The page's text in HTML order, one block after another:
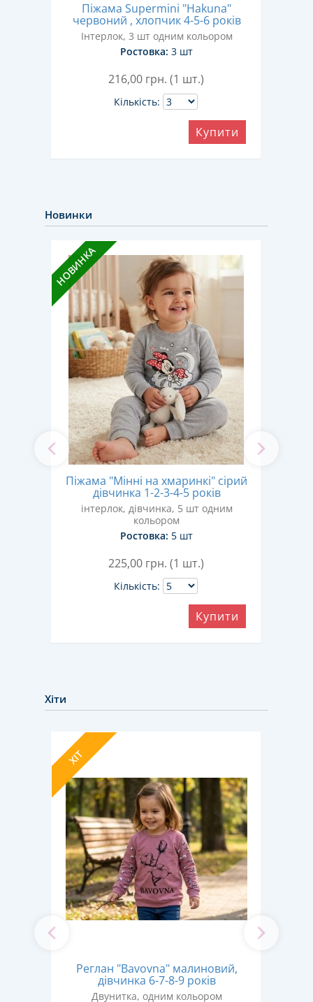
Піжама Supermini "Hakuna"
червоний , хлопчик 4-5-6 років
Інтерлок, 3 шт одним кольором
Ростовка: 3 шт
216,00 грн. (1 шт.)
Кількість:
Купити
Новинки
НОВИНКА
Піжама "Мінні на хмаринкі" сірий
дівчинка 1-2-3-4-5 років
інтерлок, дівчинка, 5 шт одним
кольором
Ростовка: 5 шт
225,00 грн. (1 шт.)
Кількість:
Купити
Хіти
ХІТ
Реглан "Bavovna" малиновий,
дівчинка 6-7-8-9 років
Двунитка, одним кольором